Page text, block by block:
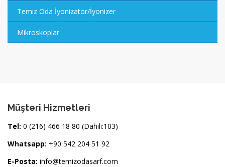
Temiz Oda İyonizatör/İyonizer
Mikroskoplar
Müşteri Hizmetleri
Tel: 0 (216) 466 18 80 (Dahili:103)
Whatsapp: +90 542 204 51 92
E-Posta: info@temizodasarf.com